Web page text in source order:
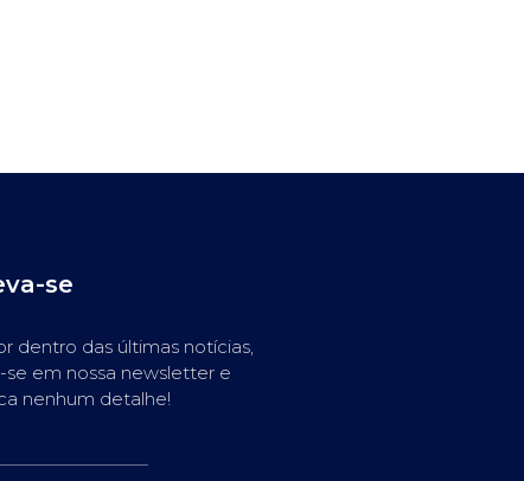
se
dentro das últimas notícias,
se em nossa newsletter e
nenhum detalhe!